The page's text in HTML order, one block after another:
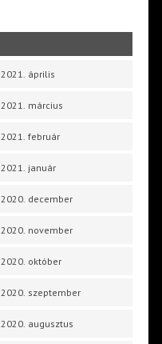
2021. április
2021. március
2021. február
2021. január
2020. december
2020. november
2020. október
2020. szeptember
2020. augusztus